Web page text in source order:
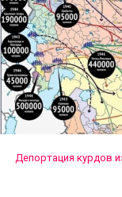
Депортация курдов